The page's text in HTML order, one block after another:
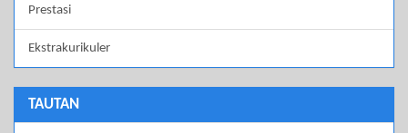
Prestasi
Ekstrakurikuler
TAUTAN